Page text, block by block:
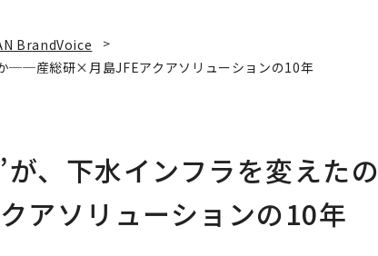
BrandVoice
──産総研×月島JFEアクアソリューションの10年
、下水インフラを変えたの
ソリューションの10年